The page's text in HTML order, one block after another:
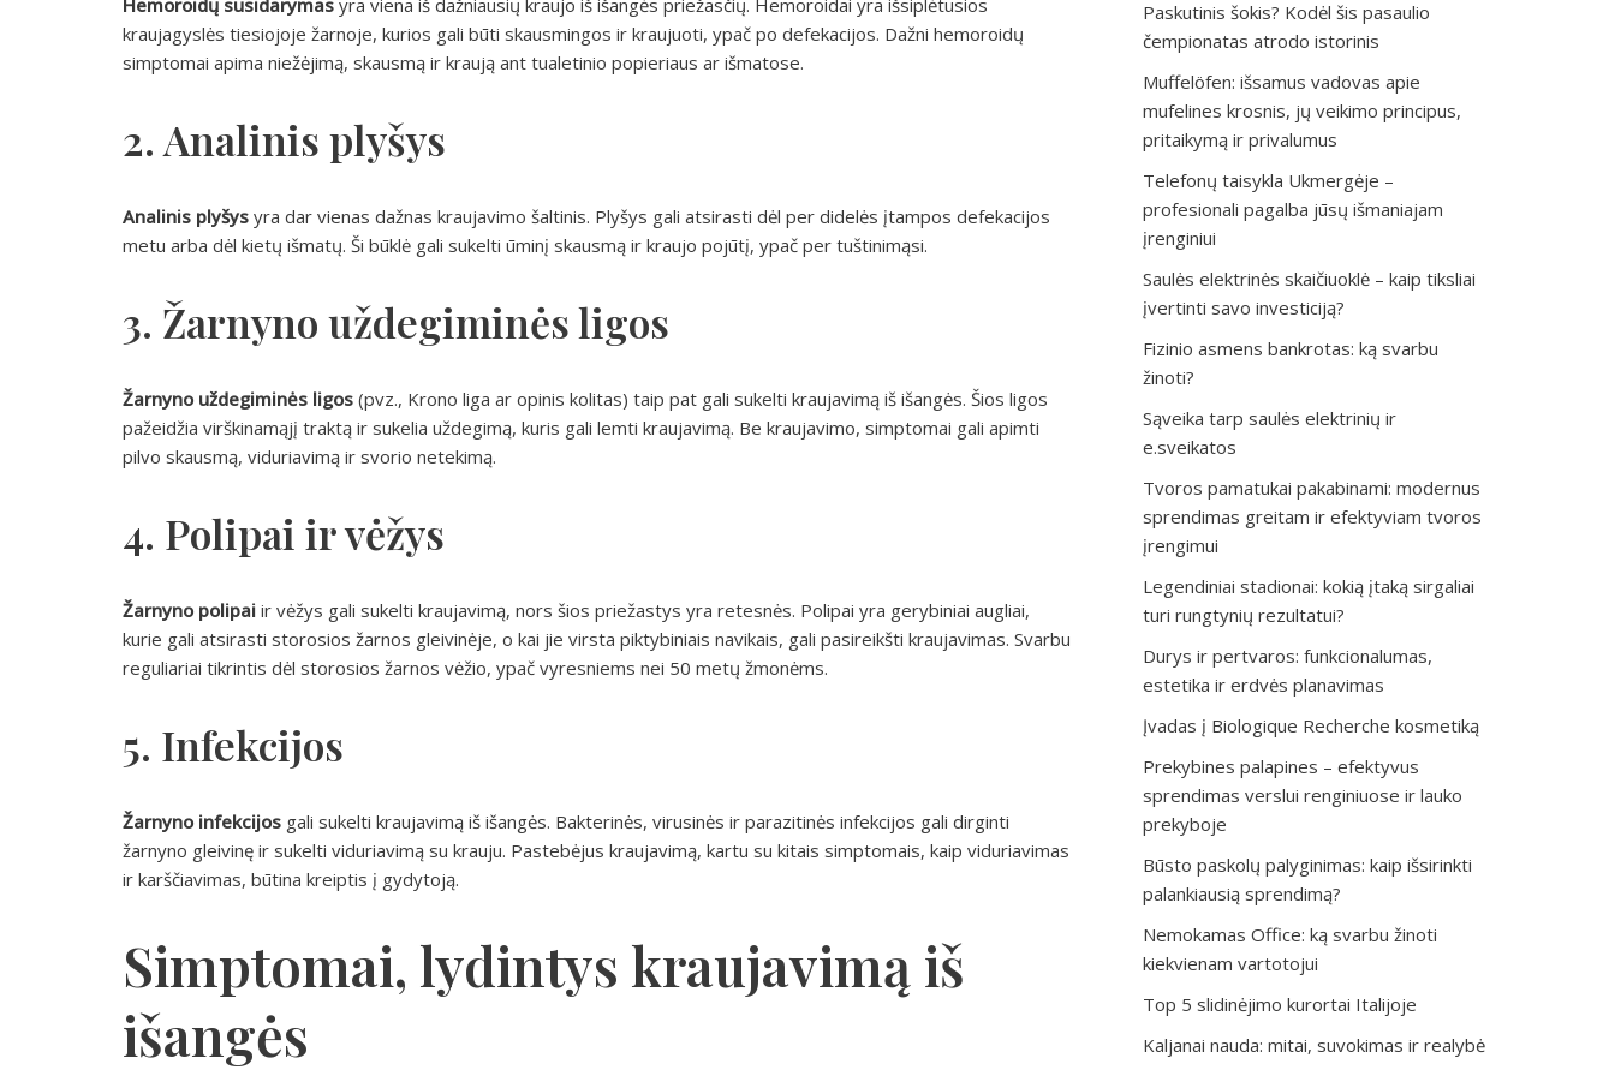
Hemoroidų susidarymas yra viena iš dažniausių kraujo iš išangės priežasčių. Hemoroidai yra išsiplėtusios
kraujagyslės tiesiojoje žarnoje, kurios gali būti skausmingos ir kraujuoti, ypač po defekacijos. Dažni hemoroidų
simptomai apima niežėjimą, skausmą ir kraują ant tualetinio popieriaus ar išmatose.
2. Analinis plyšys
Analinis plyšys yra dar vienas dažnas kraujavimo šaltinis. Plyšys gali atsirasti dėl per didelės įtampos defekacijos
metu arba dėl kietų išmatų. Ši būklė gali sukelti ūminį skausmą ir kraujo pojūtį, ypač per tuštinimąsi.
3. Žarnyno uždegiminės ligos
Žarnyno uždegiminės ligos (pvz., Krono liga ar opinis kolitas) taip pat gali sukelti kraujavimą iš išangės. Šios ligos
pažeidžia virškinamąjį traktą ir sukelia uždegimą, kuris gali lemti kraujavimą. Be kraujavimo, simptomai gali apimti
pilvo skausmą, viduriavimą ir svorio netekimą.
4. Polipai ir vėžys
Žarnyno polipai ir vėžys gali sukelti kraujavimą, nors šios priežastys yra retesnės. Polipai yra gerybiniai augliai,
kurie gali atsirasti storosios žarnos gleivinėje, o kai jie virsta piktybiniais navikais, gali pasireikšti kraujavimas. Svarbu
reguliariai tikrintis dėl storosios žarnos vėžio, ypač vyresniems nei 50 metų žmonėms.
5. Infekcijos
Žarnyno infekcijos gali sukelti kraujavimą iš išangės. Bakterinės, virusinės ir parazitinės infekcijos gali dirginti
žarnyno gleivinę ir sukelti viduriavimą su krauju. Pastebėjus kraujavimą, kartu su kitais simptomais, kaip viduriavimas
ir karščiavimas, būtina kreiptis į gydytoją.
Simptomai, lydintys kraujavimą iš
išangės
Paskutinis šokis? Kodėl šis pasaulio
čempionatas atrodo istorinis
Muffelöfen: išsamus vadovas apie
mufelines krosnis, jų veikimo principus,
pritaikymą ir privalumus
Telefonų taisykla Ukmergėje –
profesionali pagalba jūsų išmaniajam
įrenginiui
Saulės elektrinės skaičiuoklė – kaip tiksliai
įvertinti savo investiciją?
Fizinio asmens bankrotas: ką svarbu
žinoti?
Sąveika tarp saulės elektrinių ir
e.sveikatos
Tvoros pamatukai pakabinami: modernus
sprendimas greitam ir efektyviam tvoros
įrengimui
Legendiniai stadionai: kokią įtaką sirgaliai
turi rungtynių rezultatui?
Durys ir pertvaros: funkcionalumas,
estetika ir erdvės planavimas
Įvadas į Biologique Recherche kosmetiką
Prekybines palapines – efektyvus
sprendimas verslui renginiuose ir lauko
prekyboje
Būsto paskolų palyginimas: kaip išsirinkti
palankiausią sprendimą?
Nemokamas Office: ką svarbu žinoti
kiekvienam vartotojui
Top 5 slidinėjimo kurortai Italijoje
Kaljanai nauda: mitai, suvokimas ir realybė